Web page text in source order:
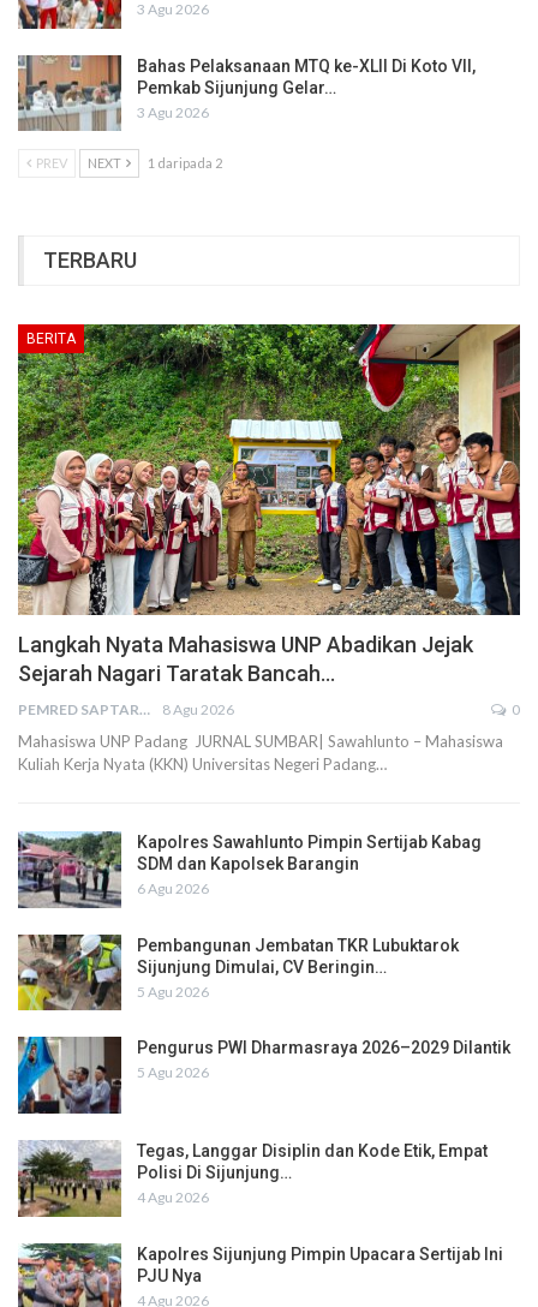
3 Agu 2026
Bahas Pelaksanaan MTQ ke-XLII Di Koto VII,
Pemkab Sijunjung Gelar…
3 Agu 2026
PREV NEXT 1 daripada 2
TERBARU
BERITA
Langkah Nyata Mahasiswa UNP Abadikan Jejak
Sejarah Nagari Taratak Bancah…
PEMRED SAPTARIUS 8 Agu 2026 0
Mahasiswa UNP Padang JURNAL SUMBAR| Sawahlunto – Mahasiswa
Kuliah Kerja Nyata (KKN) Universitas Negeri Padang…
Kapolres Sawahlunto Pimpin Sertijab Kabag
SDM dan Kapolsek Barangin
6 Agu 2026
Pembangunan Jembatan TKR Lubuktarok
Sijunjung Dimulai, CV Beringin…
5 Agu 2026
Pengurus PWI Dharmasraya 2026–2029 Dilantik
5 Agu 2026
Tegas, Langgar Disiplin dan Kode Etik, Empat
Polisi Di Sijunjung…
4 Agu 2026
Kapolres Sijunjung Pimpin Upacara Sertijab Ini
PJU Nya
4 Agu 2026